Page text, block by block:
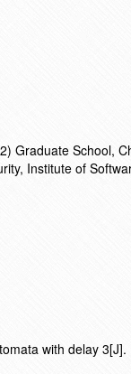
Graduate School,
Institute of
with delay